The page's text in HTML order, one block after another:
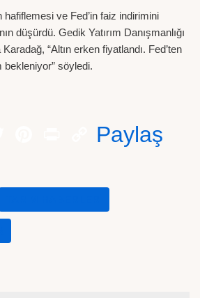
hafiflemesi ve Fed’in faiz indirimini
düşürdü. Gedik Yatırım Danışmanlığı
“Altın erken fiyatlandı. Fed’ten
söyledi.
Paylaş